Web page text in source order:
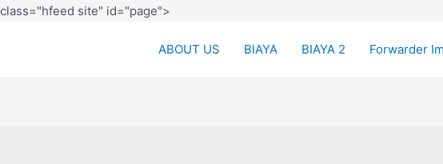
class="hfeed site" id="page">
ABOUT US BIAYA BIAYA 2 Forwarder